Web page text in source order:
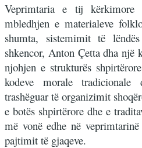
Veprimtaria e tij kërkimore
mbledhjen e materialeve
shumta, sistemimit të
shkencor, Anton Çetta dha një
njohjen e strukturës
kodeve morale
trashëguar të organizimit
e botës shpirtërore dhe e
më vonë edhe në
pajtimit të gjaqeve.